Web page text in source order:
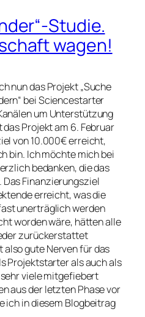
Studie.
wagen!
nun das Projekt „Suche
bei Sciencestarter
um Unterstützung
Projekt am 6. Februar
von 10.000€ erreicht,
bin. Ich möchte mich bei
bedanken, die das
Finanzierungsziel
erreicht, was die
unerträglich werden
worden wäre, hätten alle
zurückerstattet
gute Nerven für das
Projektstarter als auch als
viele mitgefiebert
aus der letzten Phase vor
ich in diesem Blogbeitrag